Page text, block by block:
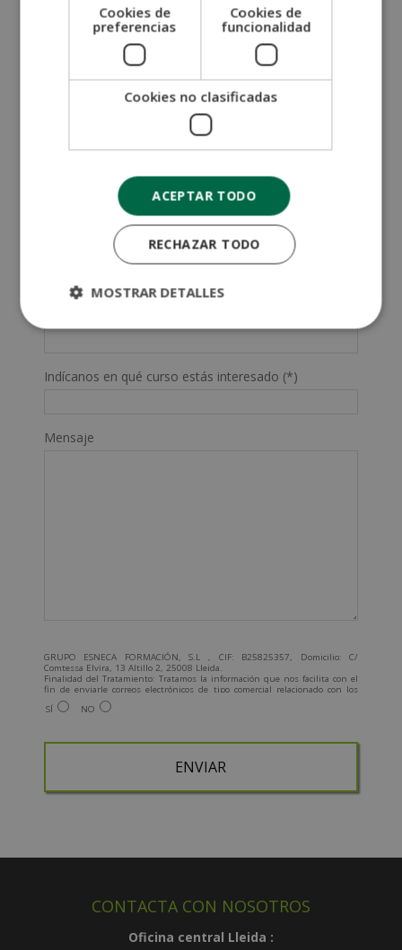
SOLICITA MÁS INFORMACIÓN
Prefijo teléfono país(*)
Teléfono (*)
Indícanos en qué curso estás interesado (*)
Mensaje
GRUPO ESNECA FORMACIÓN, S.L , CIF: B25825357, Domicilio: C/
Comtessa Elvira, 13 Altillo 2, 25008 Lleida.
Finalidad del Tratamiento: Tratamos la información que nos facilita con el
fin de enviarle correos electrónicos de tipo comercial relacionado con los
productos ofrecidos y otros tipo de productos que fueran de su interés.
Legitimación del tratamiento: Consentimiento del interesado.
Para más información consulte nuestra Política de Privacidad.
SÍ NO
CONTACTA CON NOSOTROS
Oficina central Lleida :
Cookies de
preferencias
Cookies de
funcionalidad
Cookies no clasificadas
ACEPTAR TODO
RECHAZAR TODO
MOSTRAR DETALLES